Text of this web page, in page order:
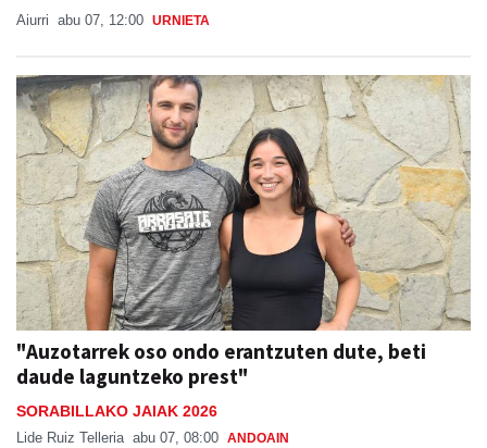
Aiurri abu 07, 12:00 URNIETA
"Auzotarrek oso ondo erantzuten dute, beti
daude laguntzeko prest"
SORABILLAKO JAIAK 2026
Lide Ruiz Telleria abu 07, 08:00 ANDOAIN